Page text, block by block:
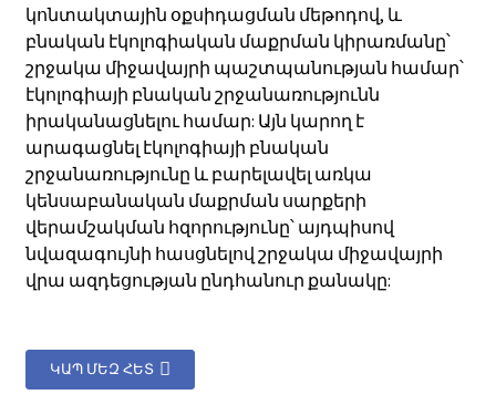
կոնտակտային օքսիդացման մեթոդով, և
բնական էկոլոգիական մաքրման կիրառմանը՝
շրջակա միջավայրի պաշտպանության համար՝
էկոլոգիայի բնական շրջանառությունն
իրականացնելու համար: Այն կարող է
արագացնել էկոլոգիայի բնական
շրջանառությունը և բարելավել առկա
կենսաբանական մաքրման սարքերի
վերամշակման հզորությունը՝ այդպիսով
նվազագույնի հասցնելով շրջակա միջավայրի
վրա ազդեցության ընդհանուր քանակը:
ԿԱՊ ՄԵԶ ՀԵՏ